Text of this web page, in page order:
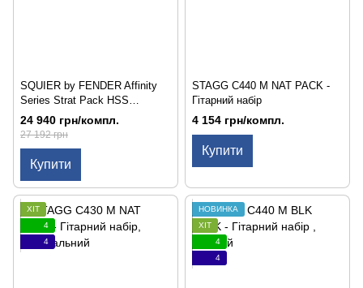
SQUIER by FENDER Affinity
Series Strat Pack HSS
Charcoal Frost Metallic -
Гітарний набір з
електрогітарою
24 940 грн/компл.
27 192 грн
Купити
STAGG C440 M NAT PACK -
Гітарний набір
4 154 грн/компл.
Купити
ХІТ
4
4
НОВИНКА
ХІТ
4
4